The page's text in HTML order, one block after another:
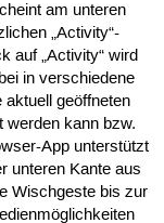
am unteren
„Activity“-
auf „Activity“ wird
in verschiedene
geöffneten
werden kann bzw.
App unterstützt
unteren Kante aus
Wischgeste bis zur